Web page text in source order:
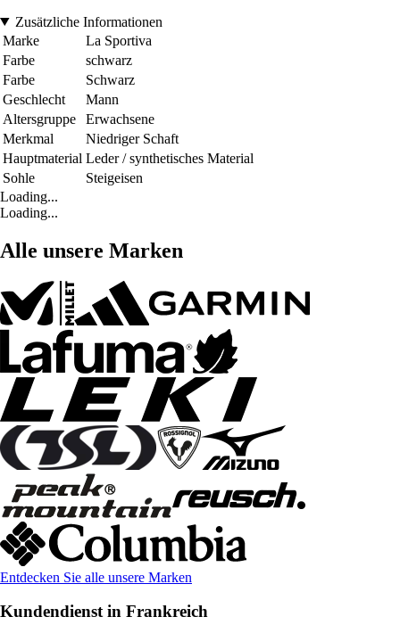
Zusätzliche Informationen
Marke
La Sportiva
Farbe
schwarz
Farbe
Schwarz
Geschlecht
Mann
Altersgruppe
Erwachsene
Merkmal
Niedriger Schaft
Hauptmaterial Leder / synthetisches Material
Sohle
Steigeisen
Loading...
Loading...
Alle unsere Marken
Entdecken Sie alle unsere Marken
Kundendienst in Frankreich